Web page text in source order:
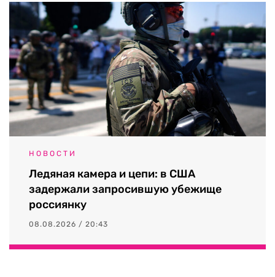
НОВОСТИ
Ледяная камера и цепи: в США
задержали запросившую убежище
россиянку
08.08.2026 / 20:43